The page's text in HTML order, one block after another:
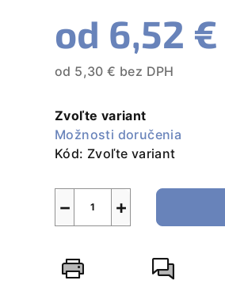
od 6,52 €
od 5,30 € bez DPH
cena:
Zvoľte variant
Možnosti doručenia
Kód: Zvoľte variant
+
−